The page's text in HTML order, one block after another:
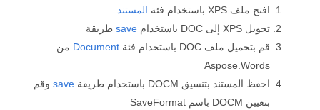
افتح ملف XPS باستخدام فئة
المستند
تحويل XPS إلى DOC باستخدام
save طريقة
قم بتحميل ملف DOC باستخدام فئة
Document من
Aspose.Words
احفظ المستند بتنسيق DOCM باستخدام طريقة
save وقم
بتعيين DOCM باسم SaveFormat